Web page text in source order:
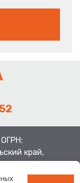
край,
ул.Батайская 3